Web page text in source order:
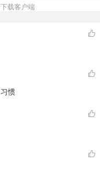
载客户端
惯